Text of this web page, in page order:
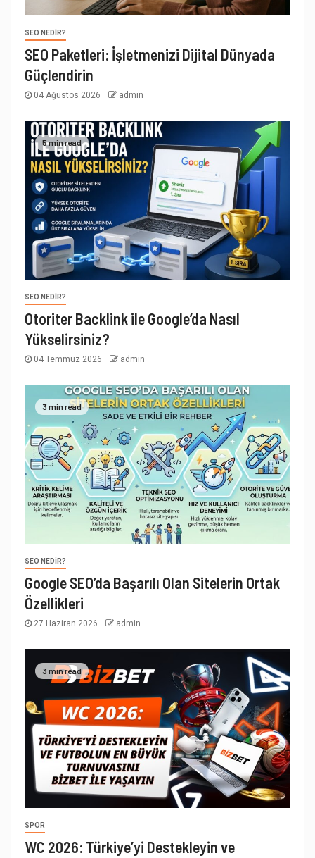
SEO NEDIR?
SEO Paketleri: İşletmenizi Dijital Dünyada
Güçlendirin
04 Ağustos 2026 admin
5 min read
SEO NEDIR?
Otoriter Backlink ile Google’da Nasıl
Yükselirsiniz?
04 Temmuz 2026 admin
3 min read
SEO NEDIR?
Google SEO’da Başarılı Olan Sitelerin Ortak
Özellikleri
27 Haziran 2026 admin
3 min read
SPOR
WC 2026: Türkiye’yi Destekleyin ve